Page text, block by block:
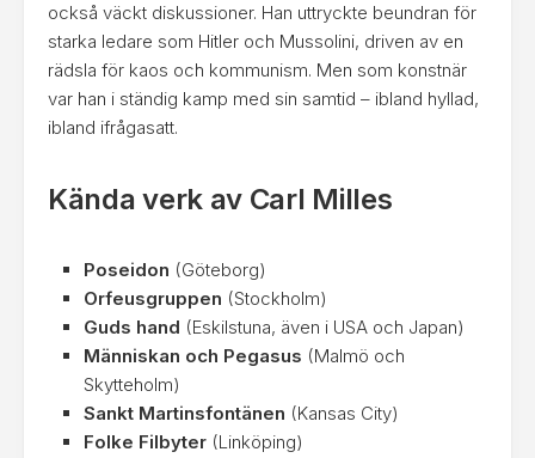
också väckt diskussioner. Han uttryckte beundran för
starka ledare som Hitler och Mussolini, driven av en
rädsla för kaos och kommunism. Men som konstnär
var han i ständig kamp med sin samtid – ibland hyllad,
ibland ifrågasatt.
Kända verk av Carl Milles
Poseidon (Göteborg)
Orfeusgruppen (Stockholm)
Guds hand (Eskilstuna, även i USA och Japan)
Människan och Pegasus (Malmö och
Skytteholm)
Sankt Martinsfontänen (Kansas City)
Folke Filbyter (Linköping)